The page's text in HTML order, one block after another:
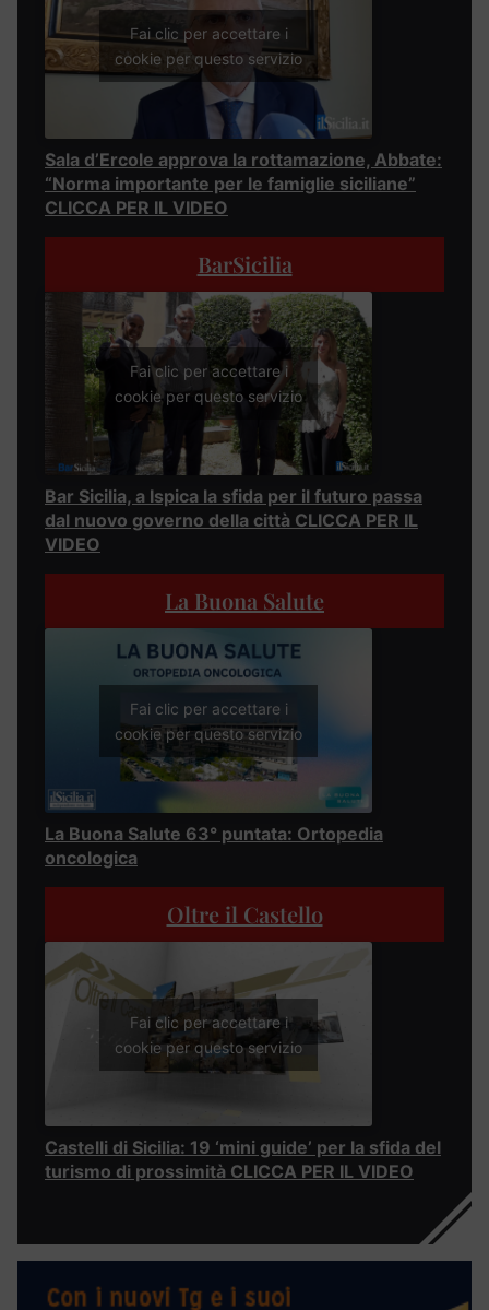
Fai clic per accettare i
cookie per questo servizio
Sala d’Ercole approva la rottamazione, Abbate:
“Norma importante per le famiglie siciliane”
CLICCA PER IL VIDEO
BarSicilia
Fai clic per accettare i
cookie per questo servizio
Bar Sicilia, a Ispica la sfida per il futuro passa
dal nuovo governo della città CLICCA PER IL
VIDEO
La Buona Salute
Fai clic per accettare i
cookie per questo servizio
La Buona Salute 63° puntata: Ortopedia
oncologica
Oltre il Castello
Fai clic per accettare i
cookie per questo servizio
Castelli di Sicilia: 19 ‘mini guide’ per la sfida del
turismo di prossimità CLICCA PER IL VIDEO